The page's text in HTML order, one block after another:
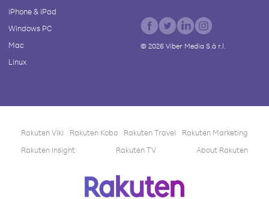
iPhone & iPad
Windows PC
Mac
Linux
© 2026Viber Media S.à r.l.
Rakuten Viki Rakuten Kobo Rakuten Travel
Rakuten Marketing
Rakuten Insight
Rakuten TV About Rakuten